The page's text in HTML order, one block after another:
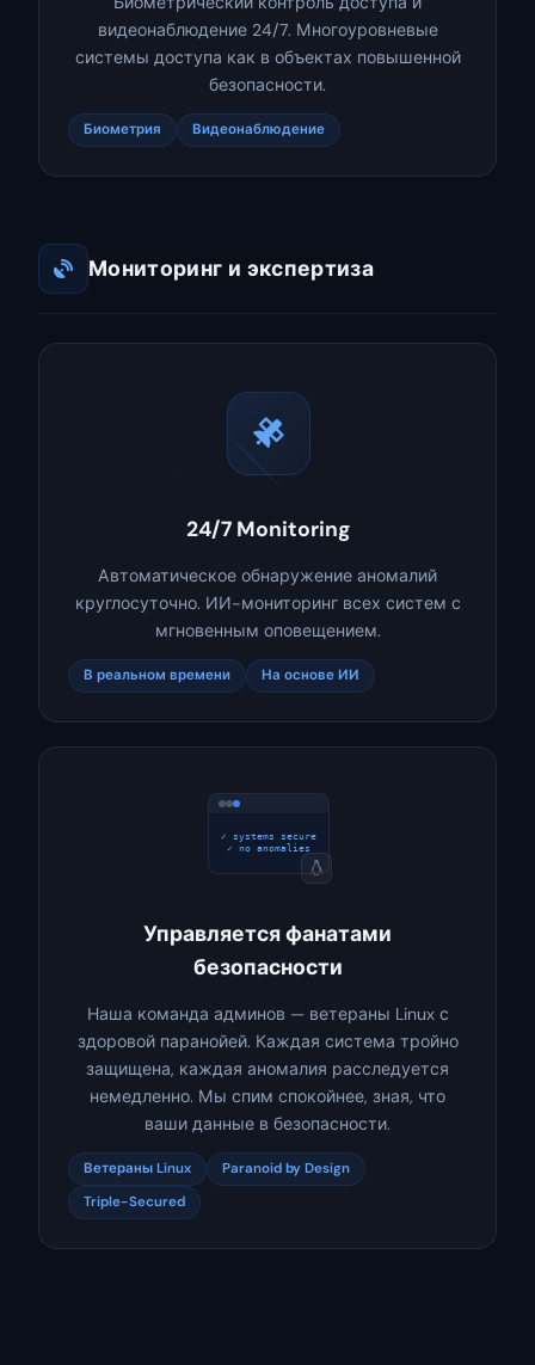
видеонаблюдение 24/7. Многоуровневые
системы доступа как в объектах повышенной
безопасности.
Биометрия Видеонаблюдение
Мониторинг и экспертиза
24/7 Monitoring
Автоматическое обнаружение аномалий
круглосуточно. ИИ-мониторинг всех систем с
мгновенным оповещением.
В реальном времени На основе ИИ
✓ systems secure
Управляется фанатами
безопасности
Наша команда админов — ветераны Linux с
здоровой паранойей. Каждая система тройно
защищена, каждая аномалия расследуется
немедленно. Мы спим спокойнее, зная, что
ваши данные в безопасности.
Ветераны Linux
Paranoid by Design
Triple-Secured